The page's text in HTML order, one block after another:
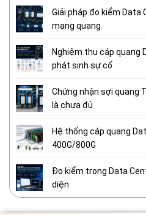
Giải pháp đo kiểm Data
mạng quang
Nghiệm thu cáp quang
phát sinh sự cố
Chứng nhận sợi quang
là chưa đủ
Hệ thống cáp quang
400G/800G
Đo kiểm trong Data
diện